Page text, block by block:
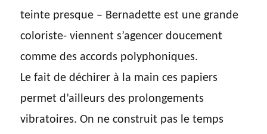
teinte presque – Bernadette est une grande
coloriste- viennent s’agencer doucement
comme des accords polyphoniques.
Le fait de déchirer à la main ces papiers
permet d’ailleurs des prolongements
vibratoires. On ne construit pas le temps